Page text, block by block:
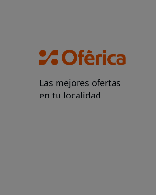
Las mejores ofertas
en tu localidad